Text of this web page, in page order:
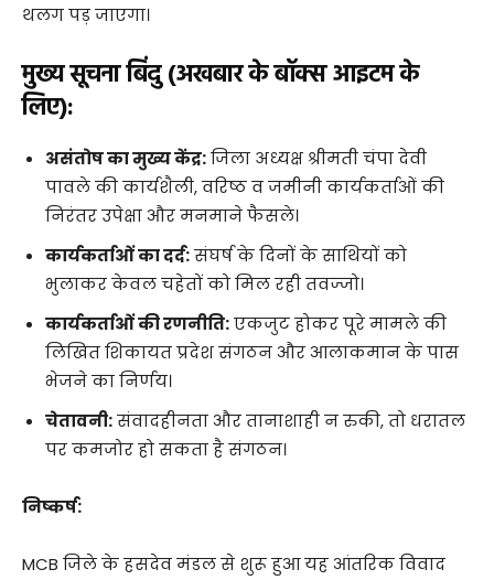
थलग पड़ जाएगा।
मुख्य सूचना बिंदु (अखबार के बॉक्स आइटम के
लिए):
असंतोष का मुख्य केंद्र:जिला अध्यक्ष श्रीमती चंपा देवी
पावले की कार्यशैली, वरिष्ठ व जमीनी कार्यकर्ताओं की
निरंतर उपेक्षा और मनमाने फैसले।
कार्यकर्ताओं का दर्द:संघर्ष के दिनों के साथियों को
भुलाकर केवल चहेतों को मिल रही तवज्जो।
कार्यकर्ताओं की रणनीति:एकजुट होकर पूरे मामले की
लिखित शिकायत प्रदेश संगठन और आलाकमान के पास
भेजने का निर्णय।
चेतावनी:संवादहीनता और तानाशाही न रुकी, तो धरातल
पर कमजोर हो सकता है संगठन।
निष्कर्ष:
MCB जिले के हसदेव मंडल से शुरू हुआ यह आंतरिक विवाद